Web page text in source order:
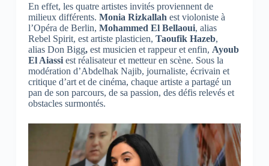
En effet, les quatre artistes invités proviennent de
milieux différents. Monia Rizkallah est violoniste à
l’Opéra de Berlin, Mohammed El Bellaoui, alias
Rebel Spirit, est artiste plasticien, Taoufik Hazeb,
alias Don Bigg,est musicien et rappeur et enfin, Ayoub
El Aiassiest réalisateur et metteur en scène. Sous la
modération d’Abdelhak Najib, journaliste, écrivain et
critique d’art et de cinéma, chaque artiste a partagé un
pan de son parcours, de sa passion, des défis relevés et
obstacles surmontés.